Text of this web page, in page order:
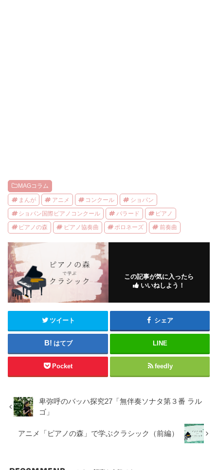
MAGコラム
まんが アニメ コンクール ショパン
ショパン国際ピアノコンクール バラード ピアノ
ピアノの森 ピアノ協奏曲 ポロネーズ 前奏曲
この記事が気に入ったら
いいねしよう！
ツイート シェア
はてブ LINE
Pocket feedly
卑弥呼のバッハ探究27「無伴奏ソナタ第３番 ラル
ゴ」
アニメ「ピアノの森」で学ぶクラシック（前編）